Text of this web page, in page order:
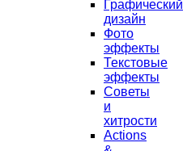
Графический
дизайн
Фото
эффекты
Текстовые
эффекты
Советы
и
хитрости
Actions